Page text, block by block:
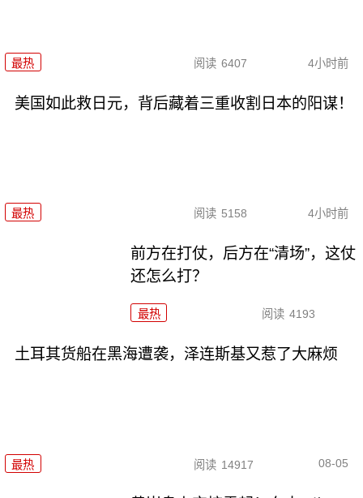
最热 阅读 6407 4小时前
美国如此救日元，背后藏着三重收割日本的阳谋！
最热 阅读 5158 4小时前
前方在打仗，后方在“清场”，这仗
还怎么打？
最热 阅读 4193
土耳其货船在黑海遭袭，泽连斯基又惹了大麻烦
最热 阅读 14917 08-05